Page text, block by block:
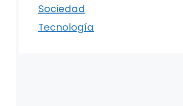
Sociedad
Tecnología